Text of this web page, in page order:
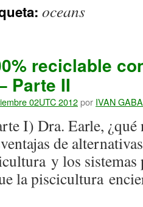
oceans
reciclable
Parte II
02UTC 2012por IVAN
I) Dra. Earle, ¿qué
de
y los sistemas
la piscicultura